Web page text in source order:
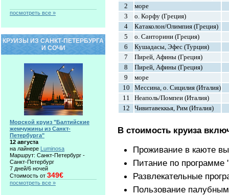
2
море
3
о. Корфу (Греция)
4
Катаколон/Олимпия (Греция)
5
о. Санторини (Греция)
6
Кушадасы, Эфес (Турция)
7
Пирей, Афины (Греция)
8
Пирей, Афины (Греция)
9
море
10
Мессина, о. Сицилия (Италия)
11
Неаполь/Помпеи (Италия)
12
Чивитавеккья, Рим (Италия)
В стоимость круиза
Проживание в каюте
Питание по программе
Развлекательные
Пользование
посмотреть все »
КРУИЗЫ ИЗ САНКТ-ПЕТЕРБУРГА
И СОЧИ
Морской круиз "Балтийские
жемчужины из Санкт-
Петербурга"
12 августа
на лайнере Luminosa
Маршрут: Санкт-Петербург -
Санкт-Петербург
7 дней/6 ночей
Стоимость от 349€
посмотреть все »